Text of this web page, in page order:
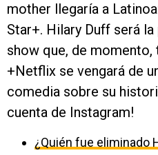
mother llegaría a
Star+. Hilary Duff será
show que, de
+Netflix se vengará de
comedia sobre su
cuenta de Instagram!
¿Quién fue eliminado